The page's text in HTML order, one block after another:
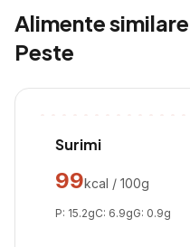
Alimente
Peste
Surimi
99kcal / 100g
P: 15.2gC: 6.9gG: 0.9g